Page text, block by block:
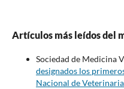
Artículos más leídos del
Sociedad de Medicina
designados los
Nacional de Veterinaria